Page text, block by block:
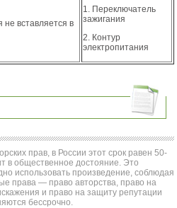
не вставляется в
1. Переключатель
зажигания
2. Контур
электропитания
прав, в России этот срок равен 50-
в общественное достояние. Это
использовать произведение, соблюдая
права — право авторства, право на
и право на защиту репутации
бессрочно.